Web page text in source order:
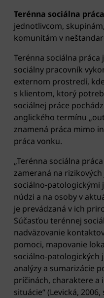
Terénna sociálna práca
jednotlivcom,
komunitám v
Terénna sociálna
sociálny pracovník
externom prostredí,
s klientom, ktorý
sociálnej práce
anglického termínu
znamená práca mimo
práca vonku.
„Terénna sociálna
zameraná na
sociálno-patologickými
núdzi a na osoby v
je prevádzaná v ich
Súčasťou terénnej
nadväzovanie
pomoci, mapovanie
sociálno-patologických
analýzy a sumarizácie
príčinách, charaktere a
situácie“ (Levická, 2006,